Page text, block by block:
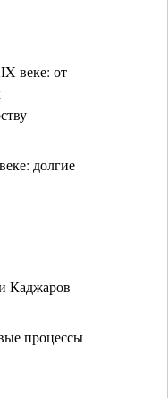
веке: от
долгие
Каджаров
процессы